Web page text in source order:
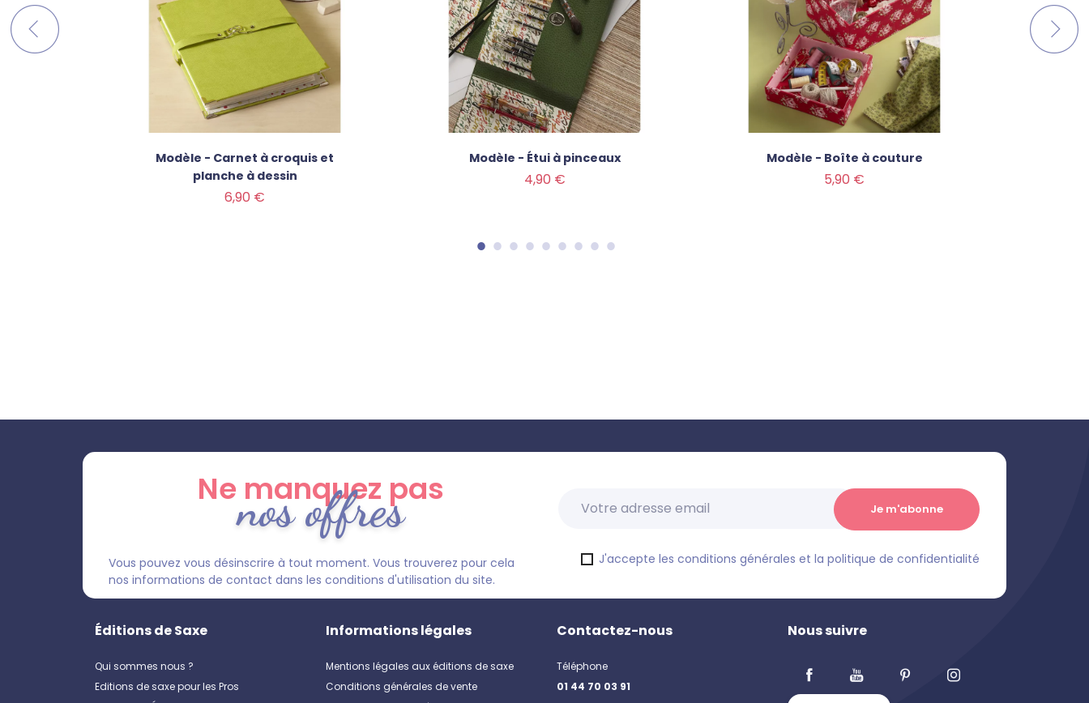
Modèle - Carnet à croquis et
planche à dessin
6,90 €
Modèle - Étui à pinceaux
4,90 €
Modèle - Boîte à couture
5,90 €
Ne manquez pas
nos offres
Vous pouvez vous désinscrire à tout moment. Vous trouverez pour cela
nos informations de contact dans les conditions d'utilisation du site.
J'accepte les conditions générales et la politique de confidentialité
Éditions de Saxe
Qui sommes nous ?
Editions de saxe pour les Pros
Informations légales
Mentions légales aux éditions de saxe
Conditions générales de vente
Contactez-nous
Téléphone
01 44 70 03 91
Nous suivre